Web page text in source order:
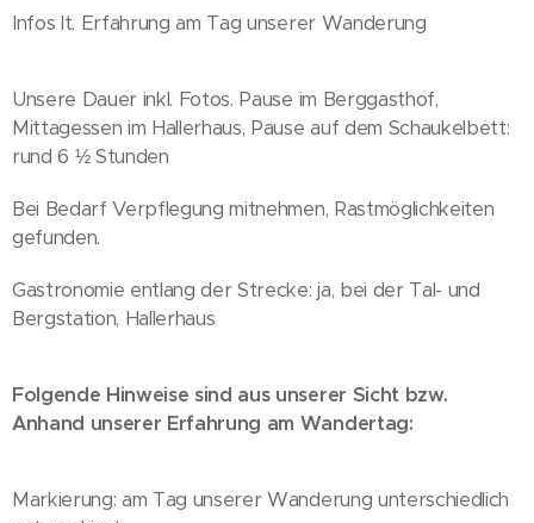
Infos lt. Erfahrung am Tag unserer Wanderung
Unsere Dauer inkl. Fotos. Pause im Berggasthof,
Mittagessen im Hallerhaus, Pause auf dem Schaukelbett:
rund 6 ½ Stunden
Bei Bedarf Verpflegung mitnehmen, Rastmöglichkeiten
gefunden.
Gastronomie entlang der Strecke: ja, bei der Tal- und
Bergstation, Hallerhaus
Folgende Hinweise sind aus unserer Sicht bzw.
Anhand unserer Erfahrung am Wandertag:
Markierung: am Tag unserer Wanderung unterschiedlich